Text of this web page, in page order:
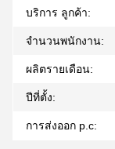
บริการ ลูกค้า:
จํานวนพนักงาน:
ผลิตรายเดือน:
ปีที่ตั้ง:
การส่งออก p.c: